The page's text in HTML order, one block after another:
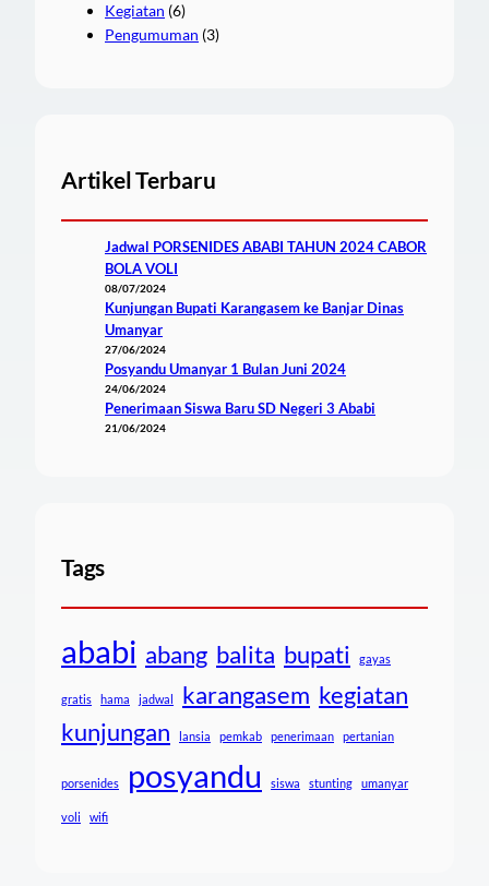
Kegiatan (6)
Pengumuman (3)
Artikel Terbaru
Jadwal PORSENIDES ABABI TAHUN 2024 CABOR
BOLA VOLI
08/07/2024
Kunjungan Bupati Karangasem ke Banjar Dinas
Umanyar
27/06/2024
Posyandu Umanyar 1 Bulan Juni 2024
24/06/2024
Penerimaan Siswa Baru SD Negeri 3 Ababi
21/06/2024
Tags
ababi abang balita bupati gayas
gratis hama jadwal karangasem kegiatan
kunjungan
lansia pemkab penerimaan pertanian
porsenides posyandu siswa stunting umanyar
voli wifi